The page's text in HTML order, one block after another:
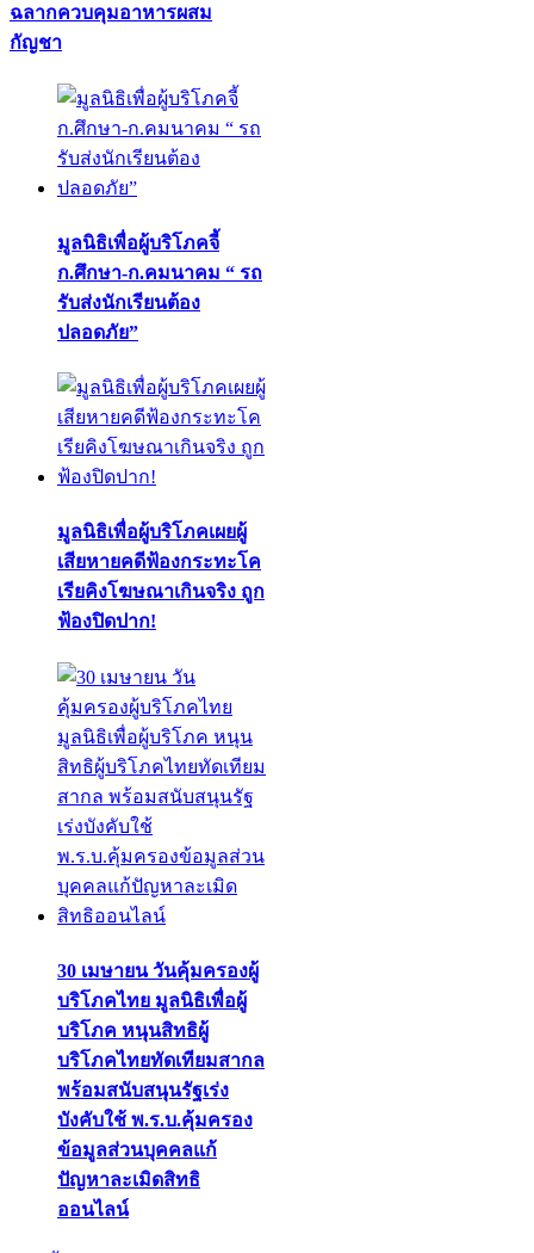
ฉลากควบคุมอาหารผสม
กัญชา
มูลนิธิเพื่อผู้บริโภคจี้
ก.ศึกษา-ก.คมนาคม “ รถ
รับส่งนักเรียนต้อง
ปลอดภัย”
มูลนิธิเพื่อผู้บริโภคเผยผู้
เสียหายคดีฟ้องกระทะโค
เรียคิงโฆษณาเกินจริง ถูก
ฟ้องปิดปาก!
30 เมษายน วันคุ้มครองผู้
บริโภคไทย มูลนิธิเพื่อผู้
บริโภค หนุนสิทธิผู้
บริโภคไทยทัดเทียมสากล
พร้อมสนับสนุนรัฐเร่ง
บังคับใช้ พ.ร.บ.คุ้มครอง
ข้อมูลส่วนบุคคลแก้
ปัญหาละเมิดสิทธิ
ออนไลน์